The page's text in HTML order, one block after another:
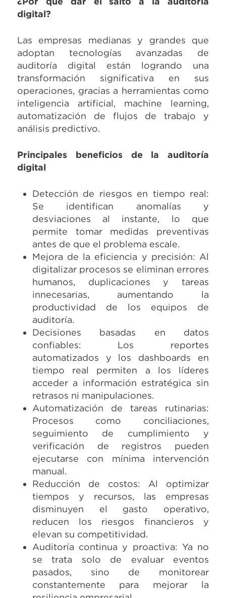
digital?
Las empresas medianas y grandes que
adoptan tecnologías avanzadas de
auditoría digital están logrando una
transformación significativa en sus
operaciones, gracias a herramientas como
inteligencia artificial, machine learning,
automatización de flujos de trabajo y
análisis predictivo.
Principales beneficios de la auditoría
digital
Detección de riesgos en tiempo real:
Se identifican anomalías y
desviaciones al instante, lo que
permite tomar medidas preventivas
antes de que el problema escale.
Mejora de la eficiencia y precisión: Al
digitalizar procesos se eliminan errores
humanos, duplicaciones y tareas
innecesarias, aumentando la
productividad de los equipos de
auditoría.
Decisiones basadas en datos
confiables: Los reportes
automatizados y los dashboards en
tiempo real permiten a los líderes
acceder a información estratégica sin
retrasos ni manipulaciones.
Automatización de tareas rutinarias:
Procesos como conciliaciones,
seguimiento de cumplimiento y
verificación de registros pueden
ejecutarse con mínima intervención
manual.
Reducción de costos: Al optimizar
tiempos y recursos, las empresas
disminuyen el gasto operativo,
reducen los riesgos financieros y
elevan su competitividad.
Auditoría continua y proactiva: Ya no
se trata solo de evaluar eventos
pasados, sino de monitorear
constantemente para mejorar la